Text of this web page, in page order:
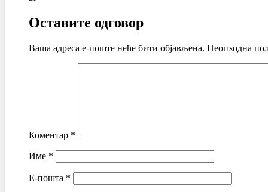
Оставите одговор
Ваша адреса е-поште неће бити објављена. Неопходна
Коментар *
Име *
Е-пошта *